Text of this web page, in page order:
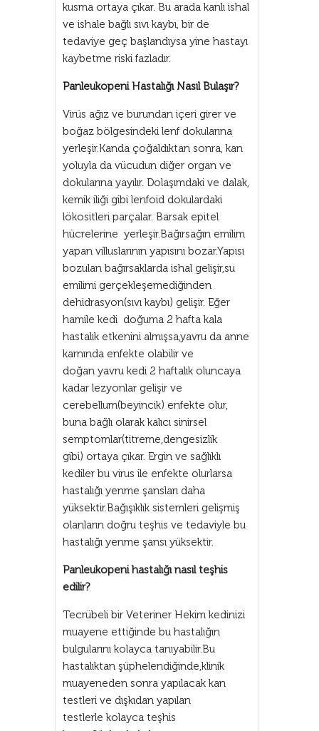
kusma ortaya çıkar. Bu arada kanlı ishal
ve ishale bağlı sıvı kaybı, bir de
tedaviye geç başlandıysa yine hastayı
kaybetme riski fazladır.
Panleukopeni Hastalığı Nasıl Bulaşır?
Virüs ağız ve burundan içeri girer ve
boğaz bölgesindeki lenf dokularına
yerleşir.Kanda çoğaldıktan sonra, kan
yoluyla da vücudun diğer organ ve
dokularına yayılır. Dolaşımdaki ve dalak,
kemik iliği gibi lenfoid dokulardaki
lökositleri parçalar. Barsak epitel
hücrelerine yerleşir.Bağırsağın emilim
yapan villuslarının yapısını bozar.Yapısı
bozulan bağırsaklarda ishal gelişir,su
emilimi gerçekleşemediğinden
dehidrasyon(sıvı kaybı) gelişir. Eğer
hamile kedi doğuma 2 hafta kala
hastalık etkenini almışsa,yavru da anne
karnında enfekte olabilir ve
doğan yavru kedi 2 haftalık oluncaya
kadar lezyonlar gelişir ve
cerebellum(beyincik) enfekte olur,
buna bağlı olarak kalıcı sinirsel
semptomlar(titreme,dengesizlik
gibi) ortaya çıkar. Ergin ve sağlıklı
kediler bu virus ile enfekte olurlarsa
hastalığı yenme şansları daha
yüksektir.Bağışıklık sistemleri gelişmiş
olanların doğru teşhis ve tedaviyle bu
hastalığı yenme şansı yüksektir.
Panleukopeni hastalığı nasıl teşhis
edilir?
Tecrübeli bir Veteriner Hekim kedinizi
muayene ettiğinde bu hastalığın
bulgularını kolayca tanıyabilir.Bu
hastalıktan şüphelendiğinde,klinik
muayeneden sonra yapılacak kan
testleri ve dışkıdan yapılan
testlerle kolayca teşhis